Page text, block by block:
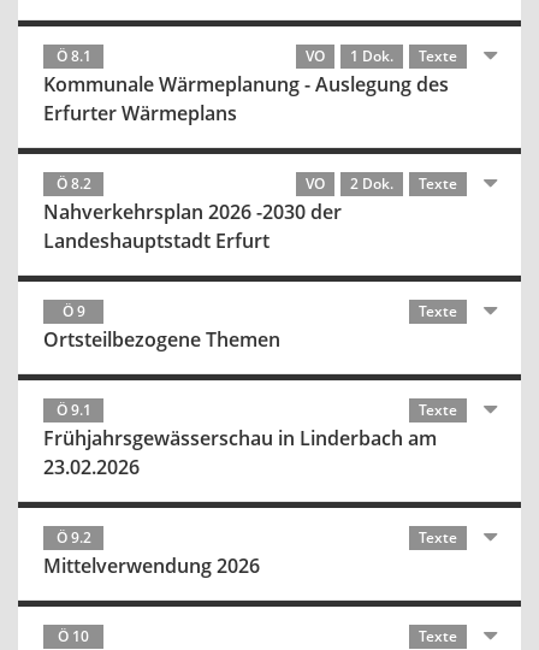
Ö 8.1 VO 1 Dok. Texte
Kommunale Wärmeplanung - Auslegung des
Erfurter Wärmeplans
Ö 8.2 VO 2 Dok. Texte
Nahverkehrsplan 2026 -2030 der
Landeshauptstadt Erfurt
Ö 9 Texte
Ortsteilbezogene Themen
Ö 9.1 Texte
Frühjahrsgewässerschau in Linderbach am
23.02.2026
Ö 9.2 Texte
Mittelverwendung 2026
Ö 10 Texte